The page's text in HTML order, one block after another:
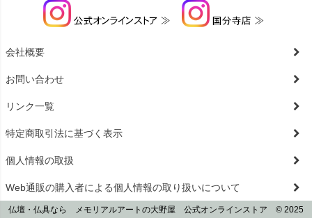
会社概要
お問い合わせ
リンク一覧
特定商取引法に基づく表示
個人情報の取扱
Web通販の購入者による個人情報の取り扱いについて
仏壇・仏具なら メモリアルアートの大野屋 公式オンラインストア © 2025